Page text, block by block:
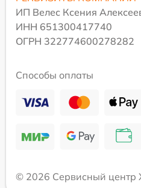
ИП Велес Ксения
ИНН 651300417740
ОГРН 322774600278282
Способы оплаты
© 2026 Сервисный центр